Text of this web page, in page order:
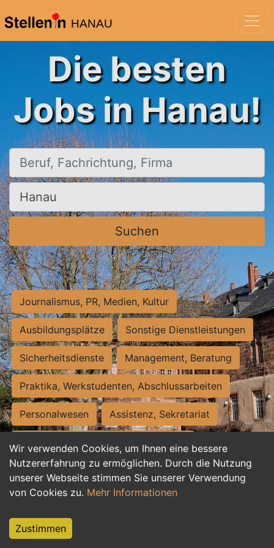
HANAU
Wir verwenden Cookies, um Ihnen eine bessere
Nutzererfahrung zu ermöglichen. Durch die Nutzung
unserer Webseite stimmen Sie unserer Verwendung
von Cookies zu. Mehr Informationen
Zustimmen
Die besten
Jobs in Hanau!
Beruf, Fachrichtung, Firma
Ort, Stadt
Suchen
Journalismus, PR, Medien, Kultur
Ausbildungsplätze Sonstige Dienstleistungen
Sicherheitsdienste Management, Beratung
Praktika, Werkstudenten, Abschlussarbeiten
Personalwesen Assistenz, Sekretariat
Hilfskräfte, Aushilfs- und Nebenjobs
Einkauf, Logistik, Materialwirtschaft
Weiterbildung, Studium, duale Ausbildung
Tourismus